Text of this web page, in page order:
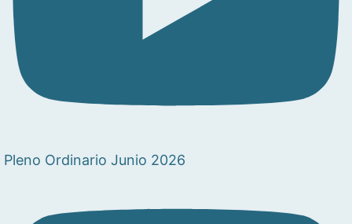
Pleno Ordinario Junio 2026